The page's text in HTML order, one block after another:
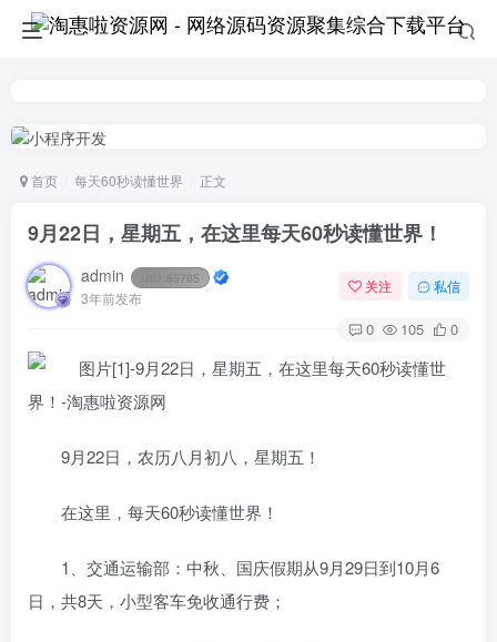
首页 每天60秒读懂世界 正文
9月22日，星期五，在这里每天60秒读懂世界！
admin 65785
3年前发布
关注 私信
0 105 0
9月22日，农历八月初八，星期五！
在这里，每天60秒读懂世界！
1、交通运输部：中秋、国庆假期从9月29日到10月6
日，共8天，小型客车免收通行费；